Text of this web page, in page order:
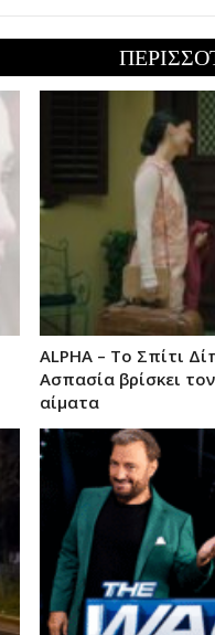
ALPHA – Το Σπίτι
Ασπασία βρίσκει
αίματα